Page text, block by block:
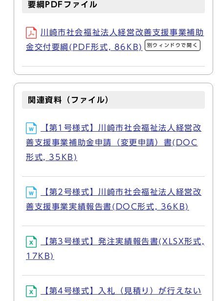
要綱PDFファイル
川崎市社会福祉法人経営改善支援事業補助
金交付要綱(PDF形式, 86KB)
別ウィンドウで開く
関連資料（ファイル）
【第1号様式】川崎市社会福祉法人経営改
善支援事業補助金申請（変更申請）書(DOC
形式, 35KB)
【第2号様式】川崎市社会福祉法人経営改
善支援事業実績報告書(DOC形式, 36KB)
【第3号様式】発注実績報告書(XLSX形式,
17KB)
【第4号様式】入札（見積り）が行えない